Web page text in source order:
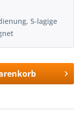
5-lagige